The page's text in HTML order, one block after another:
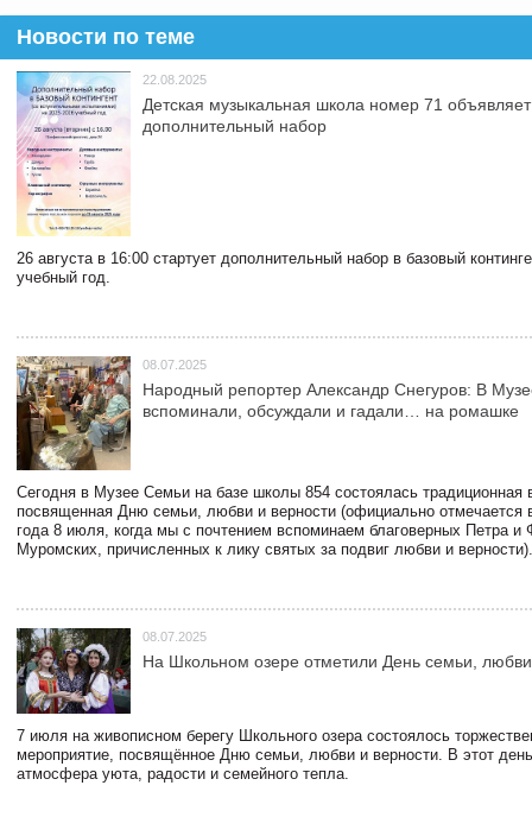
Новости по теме
22.08.2025
Детская музыкальная школа номер 71 объявляет
дополнительный набор
26 августа в 16:00 стартует дополнительный набор в базовый
учебный год.
08.07.2025
Народный репортер Александр Снегуров: В
вспоминали, обсуждали и гадали… на ромашке
Сегодня в Музее Семьи на базе школы 854 состоялась традиционная
посвященная Дню семьи, любви и верности (официально отмечается
года 8 июля, когда мы с почтением вспоминаем благоверных Петра и
Муромских, причисленных к лику святых за подвиг любви и верности).
08.07.2025
На Школьном озере отметили День семьи,
7 июля на живописном берегу Школьного озера состоялось
мероприятие, посвящённое Дню семьи, любви и верности. В этот
атмосфера уюта, радости и семейного тепла.